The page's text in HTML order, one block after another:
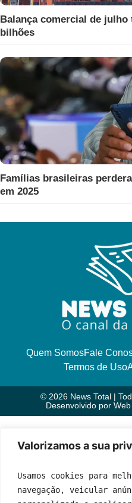
Valorizamos a sua
Usamos cookies para
navegação, veicular
Balança comercial de julho
bilhões
Famílias brasileiras
em 2025
Quem SomosFale
Termos de Uso
© 2026 News Total |
Desenvolvido por